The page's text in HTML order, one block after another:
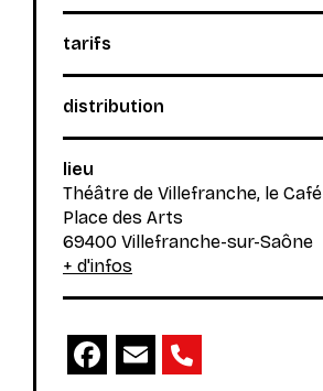
tarifs
distribution
lieu
Théâtre de Villefranche, le Café
Place des Arts
69400 Villefranche-sur-Saône
+ d'infos